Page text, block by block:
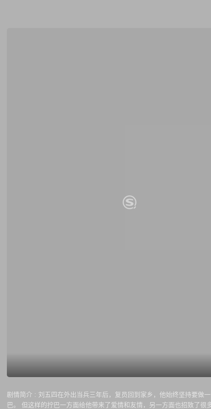
剧情简介 : 刘五四在外出当兵三年后，复员回到家乡，他始终坚持要做
巴。 但这样的拧巴一方面给他带来了爱情和友情，另一方面也招致了很